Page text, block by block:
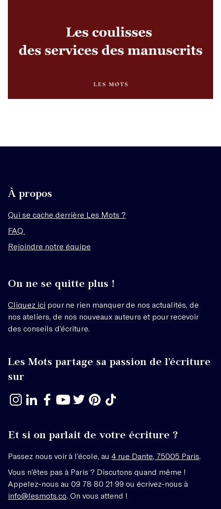
À propos
Qui se cache derrière Les Mots ?
FAQ
Rejoindre notre équipe
On ne se quitte plus !
Cliquez ici pour ne rien manquer de nos actualités, de
nos ateliers, de nos nouveaux auteurs et pour recevoir
des conseils d’écriture.
Les Mots partage sa passion de l’écriture
sur
Et si on parlait de votre écriture ?
Passez nous voir à l’école, au 4 rue Dante, 75005 Paris
Vous n’êtes pas à Paris ? Discutons quand même !
Appelez-nous au 09 78 80 21 99 ou écrivez-nous à
info@lesmots.co . On vous attend !